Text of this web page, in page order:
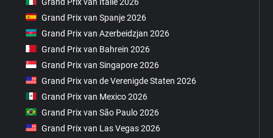
Grand Prix van Spanje 2026
Grand Prix van Azerbeidzjan 2026
Grand Prix van Bahrein 2026
Grand Prix van Singapore 2026
Grand Prix van de Verenigde Staten 2026
Grand Prix van Mexico 2026
Grand Prix van São Paulo 2026
Grand Prix van Las Vegas 2026